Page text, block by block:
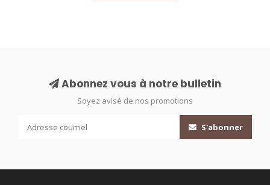
Abonnez vous à notre bulletin
Soyez avisé de nos promotions
S'abonner